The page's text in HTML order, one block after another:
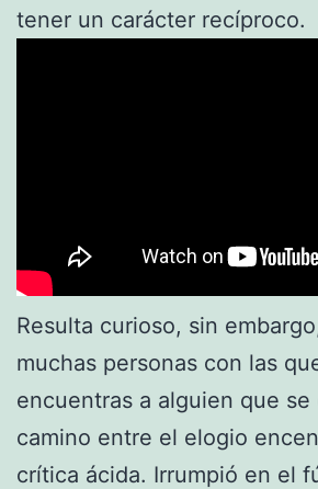
tener un carácter recíproco.
Resulta curioso, sin
muchas personas con las
encuentras a alguien que
camino entre el elogio
crítica ácida. Irrumpió en el